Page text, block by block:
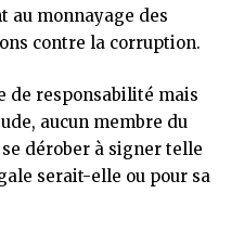
au monnayage des
contre la corruption.
de responsabilité mais
aucun membre du
dérober à signer telle
serait-elle ou pour sa